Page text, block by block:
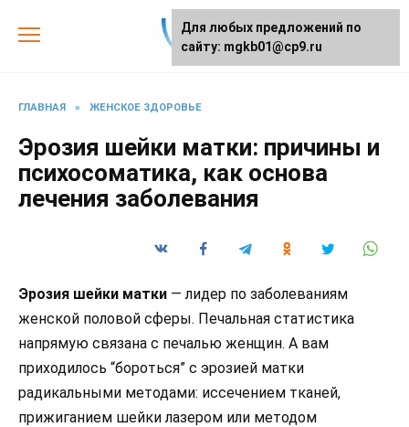
ГЛАВНАЯ » ЖЕНСКОЕ ЗДОРОВЬЕ
Эрозия шейки матки: причины и
психосоматика, как основа
лечения заболевания
Эрозия шейки матки — лидер по заболеваниям
женской половой сферы. Печальная статистика
напрямую связана с печалью женщин. А вам
приходилось “бороться” с эрозией матки
радикальными методами: иссечением тканей,
прижиганием шейки лазером или методом
Для любых предложений по
сайту: mgkb01@cp9.ru